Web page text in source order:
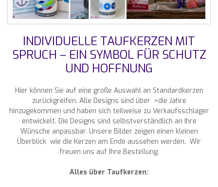
INDIVIDUELLE TAUFKERZEN MIT
SPRUCH – EIN SYMBOL FÜR SCHUTZ
UND HOFFNUNG
Hier können Sie auf eine große Auswahl an Standardkerzen
zurückgreifen. Alle Designs sind über >die Jahre
hinzugekommen und haben sich teilweise zu Verkaufsschlager
entwickelt. Die Designs sind selbstverständlich an Ihre
Wünsche anpassbar. Unsere Bilder zeigen einen kleinen
Überblick wie die Kerzen am Ende aussehen werden. Wir
freuen uns auf Ihre Bestellung.
Alles über Taufkerzen: